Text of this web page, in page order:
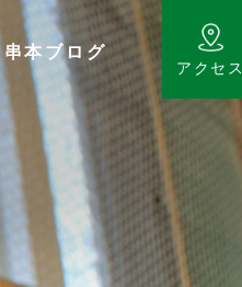
串本ブログ
アクセス